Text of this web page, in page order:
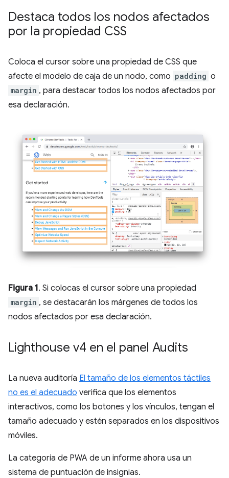
Destaca todos los nodos afectados
por la propiedad CSS
Coloca el cursor sobre una propiedad de CSS que
afecte el modelo de caja de un nodo, como padding o
margin , para destacar todos los nodos afectados por
esa declaración.
Figura 1. Si colocas el cursor sobre una propiedad
margin , se destacarán los márgenes de todos los
nodos afectados por esa declaración.
Lighthouse v4 en el panel Audits
La nueva auditoría El tamaño de los elementos táctiles
no es el adecuado verifica que los elementos
interactivos, como los botones y los vínculos, tengan el
tamaño adecuado y estén separados en los dispositivos
móviles.
La categoría de PWA de un informe ahora usa un
sistema de puntuación de insignias.